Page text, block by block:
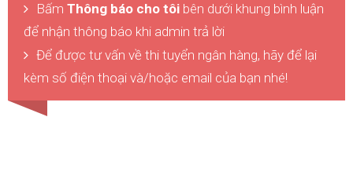
Bấm Thông báo cho tôi bên dưới khung bình luận
để nhận thông báo khi admin trả lời
Để được tư vấn về thi tuyển ngân hàng, hãy để lại
kèm số điện thoại và/hoặc email của bạn nhé!